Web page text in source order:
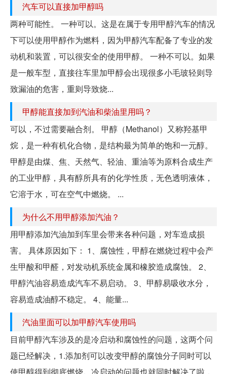
汽车可以直接加甲醇吗
两种可能性。 一种可以。这是在属于专用甲醇汽车的情况
下可以使用甲醇作为燃料，因为甲醇汽车配备了专业的发
动机和装置，可以很安全的使用甲醇。 一种不可以。如果
是一般车型，直接往车里加甲醇会出现很多小毛玻轻则导
致漏油的危害，重则导致烧...
甲醇能直接加到汽油和柴油里用吗？
可以，不过需要融合剂。 甲醇（Methanol）又称羟基甲
烷，是一种有机化合物，是结构最为简单的饱和一元醇。
甲醇是由煤、焦、天然气、轻油、重油等为原料合成生产
的工业甲醇，具有醇所具有的化学性质，无色透明液体，
它溶于水，可在空气中燃烧。 ...
为什么不用甲醇添加汽油？
用甲醇添加汽油加到车里会带来各种问题，对车造成损
害。 具体原因如下： 1、腐蚀性，甲醇在燃烧过程中会产
生甲酸和甲醛，对发动机系统金属和橡胶造成腐蚀。 2、
甲醇汽油容易造成汽车不易启动。 3、甲醇易吸收水分，
容易造成油醇不稳定。 4、能量...
汽油里面可以加甲醇汽车使用吗
目前甲醇汽车涉及的是冷启动和腐蚀性的问题，这两个问
题已经解决，1.添加剂可以改变甲醇的腐蚀分子同时可以